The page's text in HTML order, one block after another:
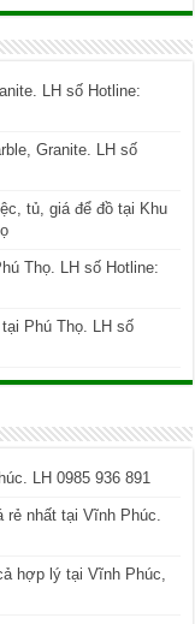
LH số Hotline:
Granite. LH số
tủ, giá để đồ tại Khu
Thọ. LH số Hotline:
Phú Thọ. LH số
LH 0985 936 891
nhất tại Vĩnh Phúc.
hợp lý tại Vĩnh Phúc,